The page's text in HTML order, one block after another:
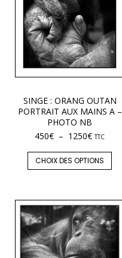
SINGE : ORANG OUTAN
PORTRAIT AUX MAINS A –
PHOTO NB
450€ – 1250€ TTC
CHOIX DES OPTIONS